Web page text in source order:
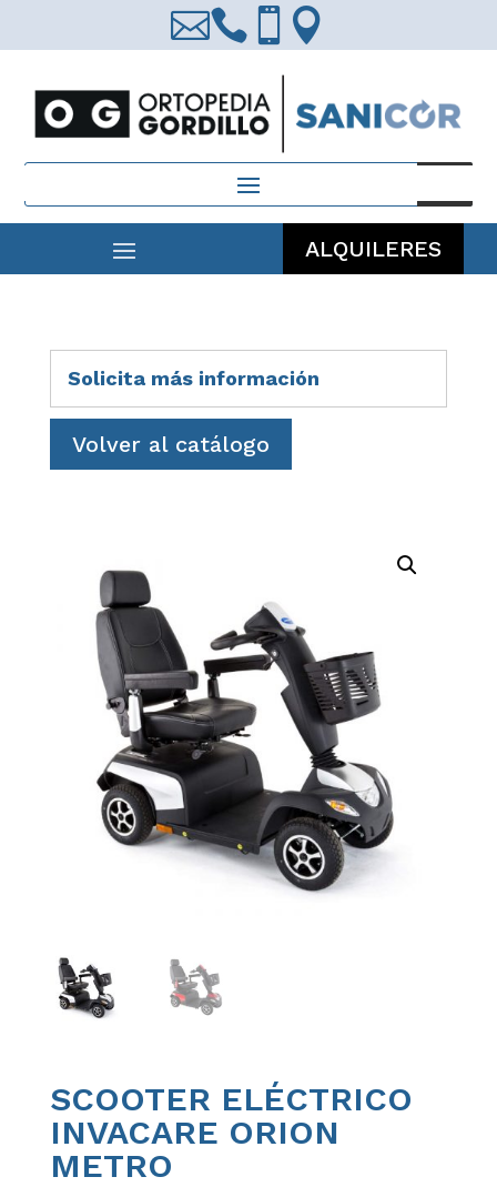
  
Búsqueda
productos
ALQUILERES
Solicita más información
Volver al catálogo
SCOOTER ELÉCTRICO
INVACARE ORION
METRO